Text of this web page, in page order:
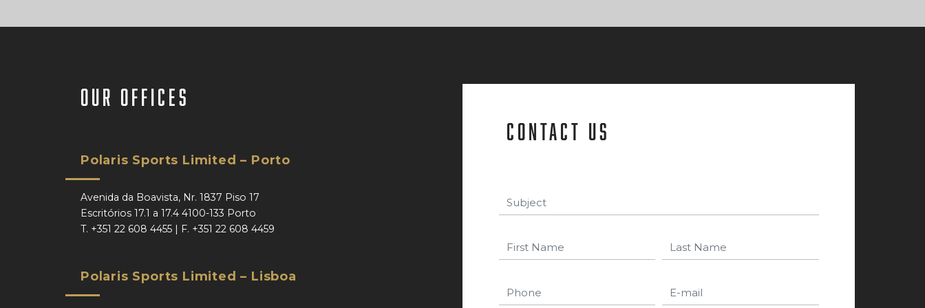
our offices
Polaris Sports Limited – Porto
Avenida da Boavista, Nr. 1837 Piso 17
Escritórios 17.1 a 17.4 4100-133 Porto
T. +351 22 608 4455 | F. +351 22 608 4459
Polaris Sports Limited – Lisboa
contact us